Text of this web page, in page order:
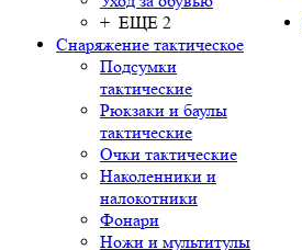
+ ЕЩЕ 2
Снаряжение тактическое
Подсумки
тактические
Рюкзаки и баулы
тактические
Очки тактические
Наколенники и
налокотники
Фонари
Ножи и мультитулы